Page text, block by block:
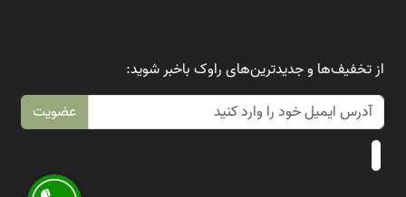
از تخفیف‌ها و جدیدترین‌های راوک باخبر شوید:
عضویت